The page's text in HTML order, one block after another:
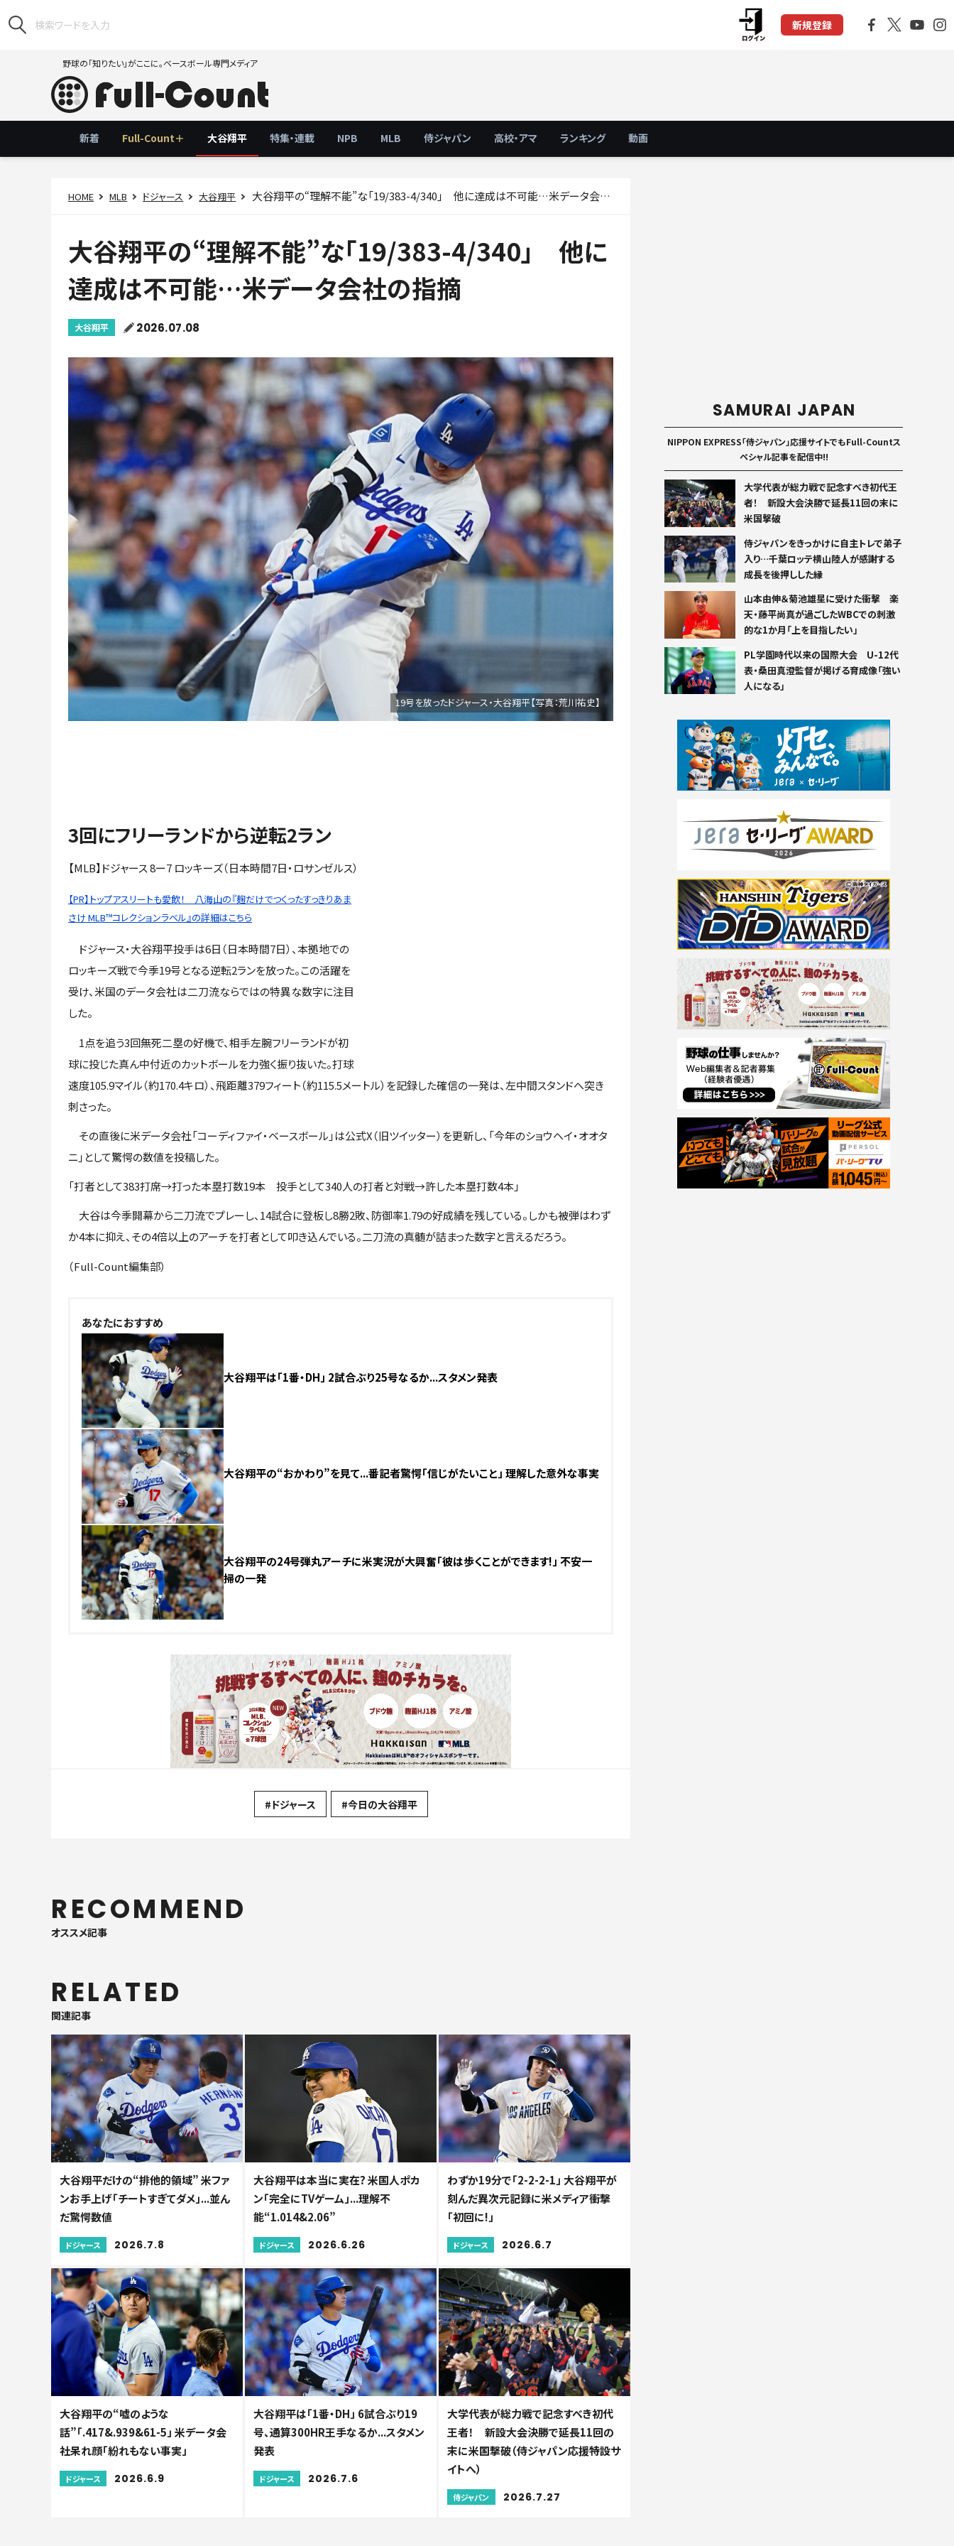
新規登録
野球の「知りたい」がここに。ベースボール専門メディア
新着 Full-Count＋ 大谷翔平 特集・連載 NPB MLB 侍ジャパン 高校・アマ ランキング 動画
HOME MLB ドジャース 大谷翔平 大谷翔平の“理解不能”な「19/383-4/340」 他に達成は不可能…米データ会社の指摘
大谷翔平の“理解不能”な「19/383-4/340」 他に
達成は不可能…米データ会社の指摘
大谷翔平 2026.07.08
19号を放ったドジャース・大谷翔平【写真：荒川祐史】
3回にフリーランドから逆転2ラン
【MLB】ドジャース 8ー7 ロッキーズ（日本時間7日・ロサンゼルス）
【PR】トップアスリートも愛飲！ 八海山の『麹だけでつくったすっきりあま
さけ MLB™コレクションラベル』の詳細はこちら
ドジャース・大谷翔平投手は6日（日本時間7日）、本拠地での
ロッキーズ戦で今季19号となる逆転2ランを放った。この活躍を
受け、米国のデータ会社は二刀流ならではの特異な数字に注目
した。
1点を追う3回無死二塁の好機で、相手左腕フリーランドが初
球に投じた真ん中付近のカットボールを力強く振り抜いた。打球
速度105.9マイル（約170.4キロ）、飛距離379フィート（約115.5メートル）を記録した確信の一発は、左中間スタンドへ突き
刺さった。
その直後に米データ会社「コーディファイ・ベースボール」は公式X（旧ツイッター）を更新し、「今年のショウヘイ・オオタ
ニ」として驚愕の数値を投稿した。
「打者として383打席→打った本塁打数19本 投手として340人の打者と対戦→許した本塁打数4本」
大谷は今季開幕から二刀流でプレーし、14試合に登板し8勝2敗、防御率1.79の好成績を残している。しかも被弾はわず
か4本に抑え、その4倍以上のアーチを打者として叩き込んでいる。二刀流の真髄が詰まった数字と言えるだろう。
（Full-Count編集部）
あなたにおすすめ
大谷翔平は「1番・DH」 2試合ぶり25号なるか...スタメン発表
大谷翔平の“おかわり”を見て...番記者驚愕「信じがたいこと」 理解した意外な事実
大谷翔平の24号弾丸アーチに米実況が大興奮「彼は歩くことができます!」 不安一
掃の一発
#ドジャース #今日の大谷翔平
RECOMMEND
オススメ記事
RELATED
関連記事
大谷翔平だけの“排他的領域” 米ファ
ンお手上げ「チートすぎてダメ」...並ん
だ驚愕数値
ドジャース 2026.7.8
大谷翔平は本当に実在? 米国人ポカ
ン「完全にTVゲーム」...理解不
能“1.014&2.06”
ドジャース 2026.6.26
わずか19分で「2-2-2-1」 大谷翔平が
刻んだ異次元記録に米メディア衝撃
「初回に!」
ドジャース 2026.6.7
大谷翔平の“嘘のような
話”「.417&.939&61-5」 米データ会
社呆れ顔「紛れもない事実」
ドジャース 2026.6.9
大谷翔平は「1番・DH」 6試合ぶり19
号、通算300HR王手なるか...スタメン
発表
ドジャース 2026.7.6
大学代表が総力戦で記念すべき初代
王者！ 新設大会決勝で延長11回の
末に米国撃破（侍ジャパン応援特設サ
イトへ）
侍ジャパン 2026.7.27
SAMURAI JAPAN
NIPPON EXPRESS「侍ジャパン」応援サイトでもFull-Countス
ペシャル記事を配信中!!
大学代表が総力戦で記念すべき初代王
者！ 新設大会決勝で延長11回の末に
米国撃破
侍ジャパンをきっかけに自主トレで弟子
入り…千葉ロッテ横山陸人が感謝する
成長を後押しした縁
山本由伸＆菊池雄星に受けた衝撃 楽
天・藤平尚真が過ごしたWBCでの刺激
的な1か月「上を目指したい」
PL学園時代以来の国際大会 U-12代
表・桑田真澄監督が掲げる育成像「強い
人になる」